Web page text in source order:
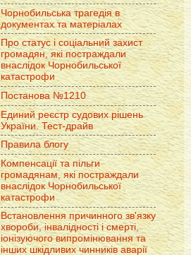
Чорнобильська трагедія в
документах та матеріалах
Про статус і соціальний захист
громадян, які постраждали
внаслідок Чорнобильської
катастрофи
Постанова №1210
Единий реєстр судових рішень
України. Тест-драйв
Правила блогу
Компенсації та пільги
громадянам, які постраждали
внаслідок Чорнобильської
катастрофи
Встановлення причинного зв'язку
хвороби, інвалідності і смерті,
іонізуючого випромінювання та
інших шкідливих чинників аварії